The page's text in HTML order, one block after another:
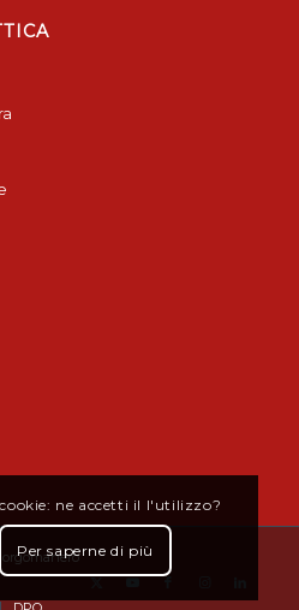
ne accetti il l'utilizzo?
Per saperne di più